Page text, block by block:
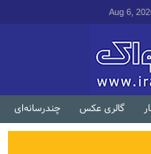
Aug 6,
گالری عکس چندرسانه‌ای